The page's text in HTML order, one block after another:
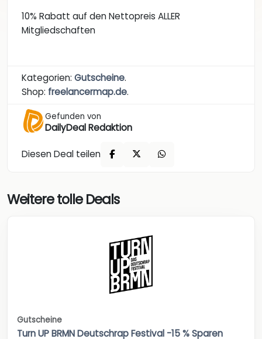
10% Rabatt auf den Nettopreis ALLER
Mitgliedschaften
Kategorien: Gutscheine.
Shop: freelancermap.de.
Gefunden von
DailyDeal Redaktion
Diesen Deal teilen
Weitere tolle Deals
Gutscheine
Turn UP BRMN Deutschrap Festival -15 % Sparen